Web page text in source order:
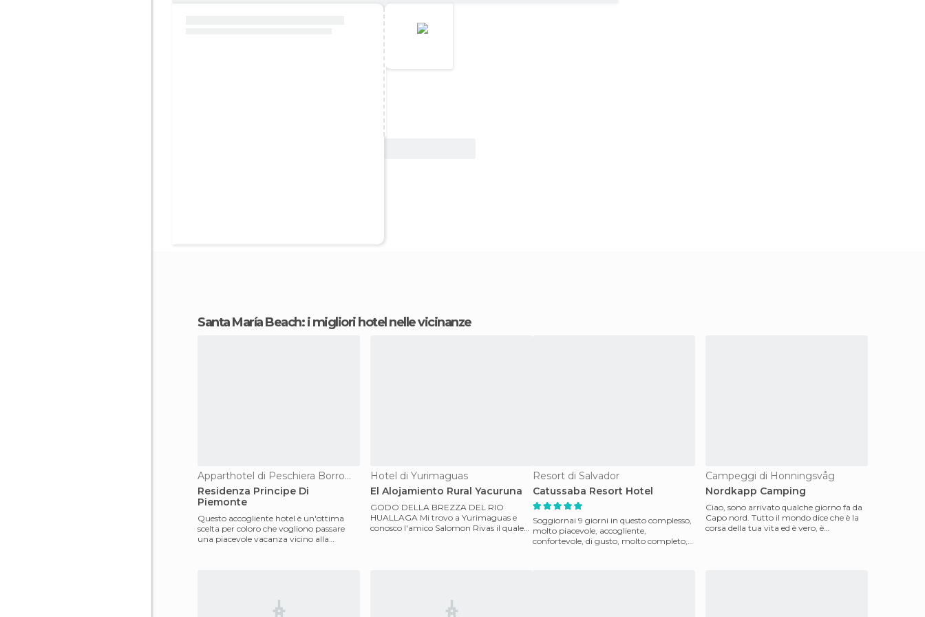
Santa María Beach: i migliori hotel nelle vicinanze
Apparthotel di Peschiera Borromeo
Residenza Principe Di
Piemonte
Questo accogliente hotel è un'ottima
scelta per coloro che vogliono passare
una piacevole vacanza vicino alla
Hotel di Yurimaguas
El Alojamiento Rural Yacuruna
GODO DELLA BREZZA DEL RIO
HUALLAGA Mi trovo a Yurimaguas e
conosco l'amico Salomon Rivas il quale
Resort di Salvador
Catussaba Resort Hotel
Soggiornai 9 giorni in questo complesso,
molto piacevole, accogliente,
confortevole, di gusto, molto completo,
Campeggi di Honningsvåg
Nordkapp Camping
Ciao, sono arrivato qualche giorno fa da
Capo nord. Tutto il mondo dice che è la
corsa della tua vita ed è vero, è